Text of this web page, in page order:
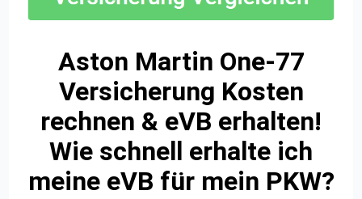
Aston Martin One-77
Versicherung Kosten
rechnen & eVB erhalten!
Wie schnell erhalte ich
meine eVB für mein PKW?